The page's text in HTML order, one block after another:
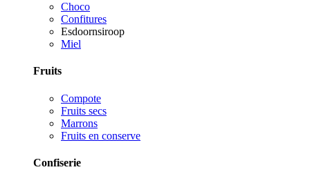
Choco
Confitures
Esdoornsiroop
Miel
Fruits
Compote
Fruits secs
Marrons
Fruits en conserve
Confiserie